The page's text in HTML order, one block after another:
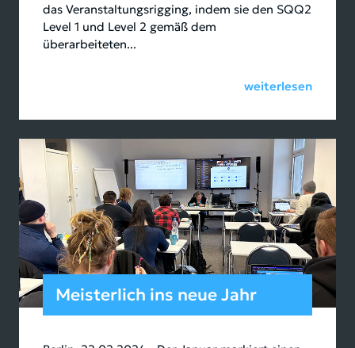
das Veranstaltungsrigging, indem sie den SQQ2
Level 1 und Level 2 gemäß dem
überarbeiteten...
weiterlesen
Meisterlich ins neue Jahr